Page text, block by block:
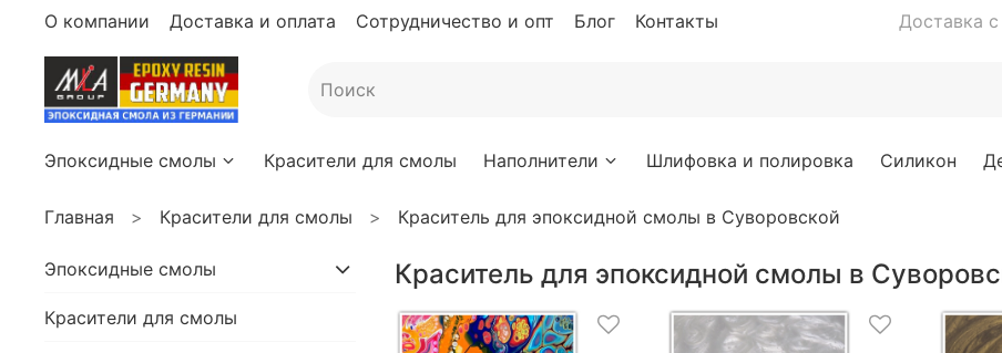
О компании Доставка и оплата Сотрудничество и опт Блог Контакты Доставка
Эпоксидные смолы Красители для смолы Наполнители Шлифовка и полировка Силикон
Главная Красители для смолы Краситель для эпоксидной смолы в Суворовской
Краситель для эпоксидной смолы в
Эпоксидные смолы
Красители для смолы